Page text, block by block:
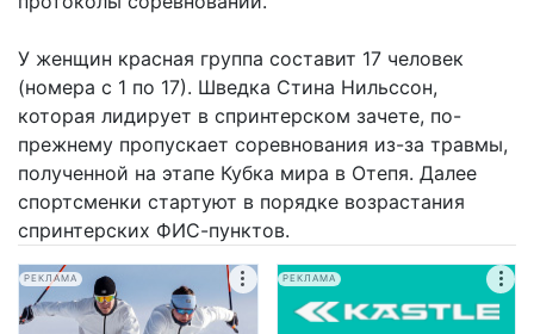
У женщин красная группа составит 17 человек
(номера с 1 по 17). Шведка Стина Нильссон,
которая лидирует в спринтерском зачете, по-
прежнему пропускает соревнования из-за травмы,
полученной на этапе Кубка мира в Отепя. Далее
спортсменки стартуют в порядке возрастания
спринтерских ФИС-пунктов.
РЕКЛАМА РЕКЛАМА